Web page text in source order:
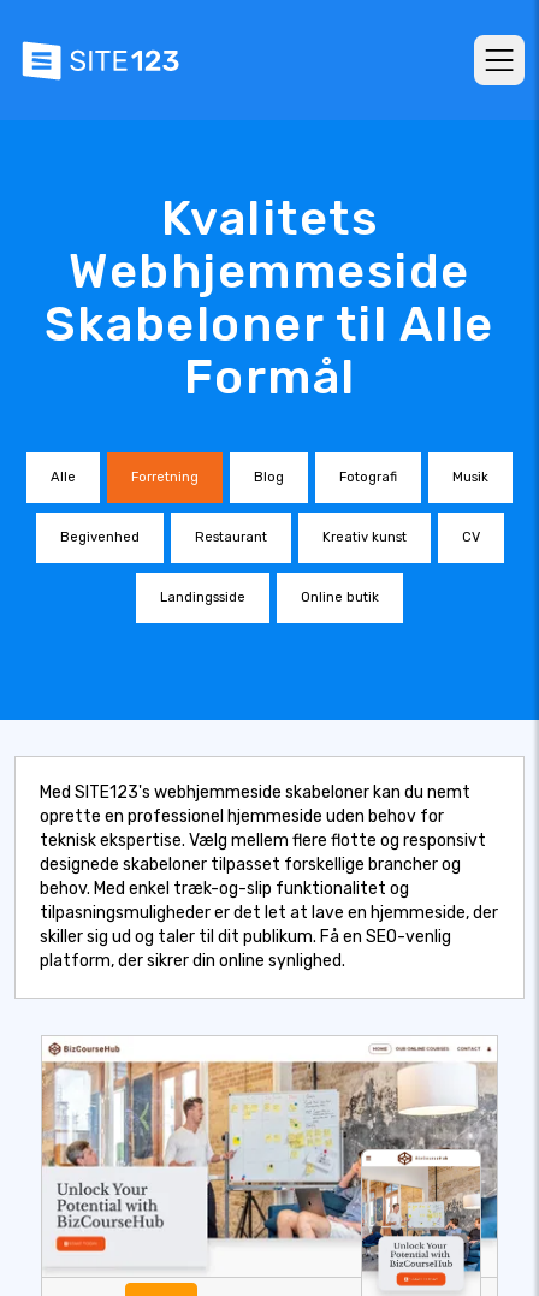
Kvalitets
Webhjemmeside
Skabeloner til Alle
Formål
Alle Forretning Blog Fotografi Musik
Begivenhed Restaurant Kreativ kunst CV
Landingsside Online butik
Med SITE123's webhjemmeside skabeloner kan du nemt
oprette en professionel hjemmeside uden behov for
teknisk ekspertise. Vælg mellem flere flotte og responsivt
designede skabeloner tilpasset forskellige brancher og
behov. Med enkel træk-og-slip funktionalitet og
tilpasningsmuligheder er det let at lave en hjemmeside, der
skiller sig ud og taler til dit publikum. Få en SEO-venlig
platform, der sikrer din online synlighed.